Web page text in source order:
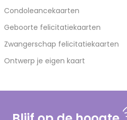
Condoleancekaarten
Geboorte felicitatiekaarten
Zwangerschap felicitatiekaarten
Ontwerp je eigen kaart